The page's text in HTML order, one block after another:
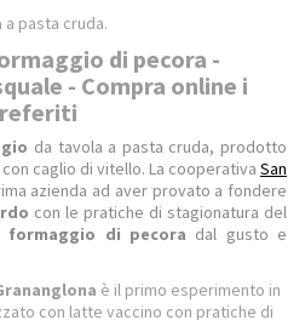
a pasta cruda.
di pecora -
- Compra online i
da tavola a pasta cruda, prodotto
caglio di vitello. La cooperativa San
azienda ad aver provato a fondere
con le pratiche di stagionatura del
formaggio di pecora dal gusto e
è il primo esperimento in
con latte vaccino con pratiche di